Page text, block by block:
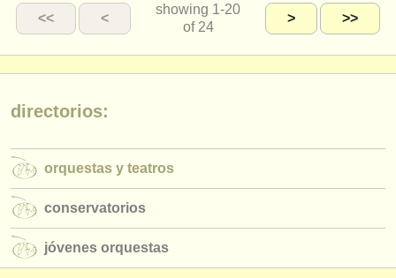
<< <
showing 1-20
of 24
> >>
directorios:
orquestas y teatros
conservatorios
jóvenes orquestas